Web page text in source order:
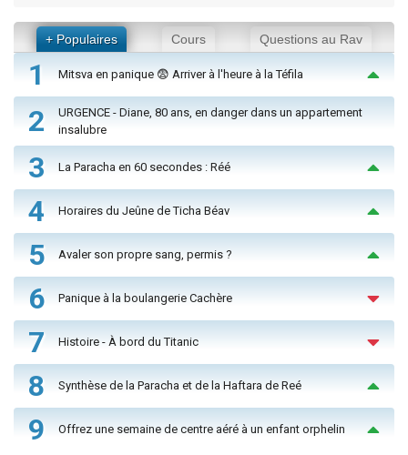
+ Populaires Cours Questions au Rav
1 Mitsva en panique 😨 Arriver à l'heure à la Téfila
2
URGENCE - Diane, 80 ans, en danger dans un appartement
insalubre
3 La Paracha en 60 secondes : Réé
4 Horaires du Jeûne de Ticha Béav
5 Avaler son propre sang, permis ?
6 Panique à la boulangerie Cachère
7 Histoire - À bord du Titanic
8 Synthèse de la Paracha et de la Haftara de Reé
9 Offrez une semaine de centre aéré à un enfant orphelin